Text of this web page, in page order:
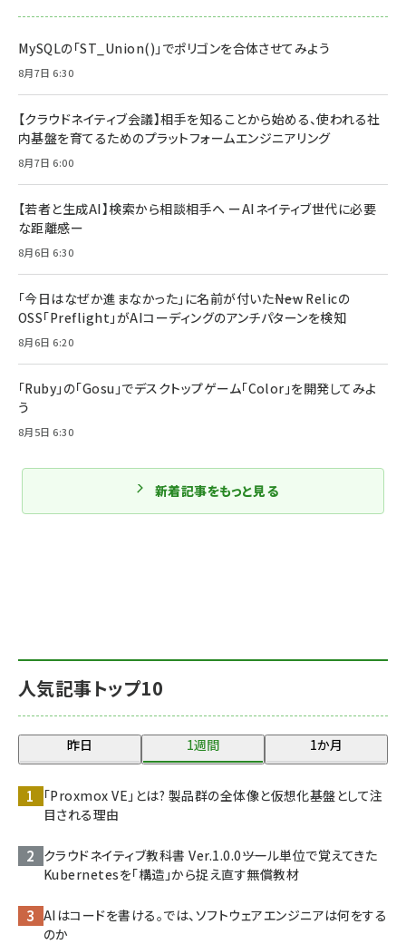
人気記事トップ10
昨日 1週間 1か月
「Proxmox VE」とは? 製品群の全体像と仮想化基盤として注
目される理由
クラウドネイティブ教科書 Ver.1.0.0――ツール単位で覚えてきた
Kubernetesを「構造」から捉え直す無償教材
AIはコードを書ける。では、ソフトウェアエンジニアは何をする
のか
MySQLの「ST_Union()」でポリゴンを合体させてみよう
8月7日 6:30
【クラウドネイティブ会議】相手を知ることから始める、使われる社
内基盤を育てるためのプラットフォームエンジニアリング
8月7日 6:00
【若者と生成AI】検索から相談相手へ ーAIネイティブ世代に必要
な距離感ー
8月6日 6:30
「今日はなぜか進まなかった」に名前が付いた――New Relicの
OSS「Preflight」がAIコーディングのアンチパターンを検知
8月6日 6:20
「Ruby」の「Gosu」でデスクトップゲーム「Color」を開発してみよ
う
8月5日 6:30
新着記事をもっと見る